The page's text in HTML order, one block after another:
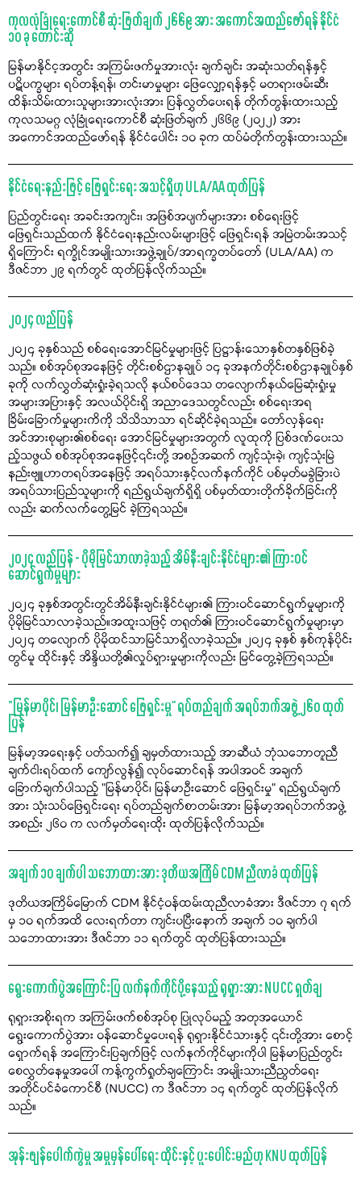
ကုလလုံခြုံရေးကောင်စီ ဆုံးဖြတ်ချက် ၂၆၆၉ အား အကောင်အထည်ဖော်ရန် နိုင်ငံ
၁၀ ခု တောင်းဆို
မြန်မာနိုင်င့အတွင်း အကြမ်းဖက်မှုအားလုံး ချက်ချင်း အဆုံးသတ်ရန်နှင့်
ပဋိပက္ခများ ရပ်တန့်ရန်၊ တင်းမာမှုများ ဖြေလျှော့ရန်နှင့် မတရားဖမ်းဆီး
ထိန်းသိမ်းထားသူများအားလုံးအား ပြန်လွှတ်ပေးရန် တိုက်တွန်းထားသည့်
ကုလသမဂ္ဂ လုံခြုံရေးကောင်စီ ဆုံးဖြတ်ချက် ၂၆၆၉ (၂၀၂၂) အား
အကောင်အထည်ဖော်ရန် နိုင်ငံပေါင်း ၁၀ ခုက ထပ်မံတိုက်တွန်းထားသည်။
နိုင်ငံရေးနည်းဖြင့် ဖြေရှင်းရေး အသင့်ရှိဟု ULA/AA ထုတ်ပြန်
ပြည်တွင်းရေး အခင်းအကျင်း၊ အဖြစ်အပျက်များအား စစ်ရေးဖြင့်
ဖြေရှင်းသည်ထက် နိုင်ငံရေးနည်းလမ်းများဖြင့် ဖြေရှင်းရန် အမြဲတမ်းအသင့်
ရှိကြောင်း ရက္ခိုင်အမျိုးသားအဖွဲ့ချုပ်/အာရက္ခတပ်တော် (ULA/AA) က
ဒီဇင်ဘာ ၂၉ ရက်တွင် ထုတ်ပြန်လိုက်သည်။
၂၀၂၄ လည်ပြန်
၂၀၂၄ ခုနှစ်သည် စစ်ရေးအောင်မြင်မှုများဖြင့် ပြဋ္ဌာန်းသောနှစ်တနှစ်ဖြစ်ခဲ့
သည်။ စစ်အုပ်စုအနေဖြင့် တိုင်းစစ်ဌာနချုပ် ၁၄ ခုအနက်တိုင်းစစ်ဌာနချုပ်နှစ်
ခုကို လက်လွှတ်ဆုံးရှုံးခဲ့ရသလို နယ်စပ်ဒေသ တလျောက်နယ်မြေဆုံးရှုံးမှု
အများအပြားနှင့် အလယ်ပိုင်းရှိ အညာဒေသတွင်လည်း စစ်ရေးအရ
ခြိမ်းခြောက်မှုများကိကို သိသိသာသာ ရင်ဆိုင်ခဲ့ရသည်။ တော်လှန်ရေး
အင်အားစုများ၏စစ်ရေး အောင်မြင်မှုများအတွက် လူထုကို ပြစ်ဒဏ်ပေးသ
ည့်သဖွယ် စစ်အုပ်စုအနေဖြင့်၎င်းတို့ အစဉ်အဆက် ကျင့်သုံးခဲ့၊ ကျင့်သုံးမြဲ
နည်းဗျူဟာတရပ်အနေဖြင့် အရပ်သားနှင့်လက်နက်ကိုင် ပစ်မှတ်မခွဲခြားပဲ
အရပ်သားပြည်သူများကို ရည်ရွယ်ချက်ရှိရှိ ပစ်မှတ်ထားတိုက်ခိုက်ခြင်းကို
လည်း ဆက်လက်တွေ့မြင် ခဲ့ကြရသည်။
၂၀၂၄ လည်ပြန် - ပိုမိုမြင်သာလာခဲ့သည့် အိမ်နီးချင်းနိုင်ငံများ၏ ကြားဝင်
ဆောင်ရွက်မှုများ
၂၀၂၄ ခုနှစ်အတွင်းတွင်အိမ်နီးချင်းနိုင်ငံများ၏ ကြားဝင်ဆောင်ရွက်မှုများကို
ပိုမိုမြင်သာလာခဲ့သည်။အထူးသဖြင့် တရုတ်၏ ကြားဝင်ဆောင်ရွက်မှုများမှာ
၂၀၂၄ တလျောက် ပိုမိုထင်သာမြင်သာရှိလာခဲ့သည်။ ၂၀၂၄ ခုနှစ် နှစ်ကုန်ပိုင်း
တွင်မူ ထိုင်းနှင့် အိန္ဒိယတို့၏လှုပ်ရှားမှုများကိုလည်း မြင်တွေ့ခဲ့ကြရသည်။
“မြန်မာပိုင်၊ မြန်မာဦးဆောင် ဖြေရှင်းမှု" ရပ်တည်ချက် အရပ်ဘက်အဖွဲ့ ၂၆၀ ထုတ်
ပြန်
မြန်မာ့အရေးနှင့် ပတ်သက်၍ ချမှတ်ထားသည့် အာဆီယံ ဘုံသဘောတူညီ
ချက်ငါးရပ်ထက် ကျော်လွန်၍ လုပ်ဆောင်ရန် အပါအဝင် အချက်
ခြောက်ချက်ပါသည့် "မြန်မာပိုင်၊ မြန်မာဦးဆောင် ဖြေရှင်းမှု" ရည်ရွယ်ချက်
အား သုံးသပ်ဖြေရှင်းရေး ရပ်တည်ချက်စာတမ်းအား မြန်မာ့အရပ်ဘက်အဖွဲ့
အစည်း ၂၆၀ က လက်မှတ်ရေးထိုး ထုတ်ပြန်လိုက်သည်။
အချက် ၁၀ ချက်ပါ သဘောထားအား ဒုတိယအကြိမ် CDM ညီလာခံ ထုတ်ပြန်
ဒုတိယအကြိမ်မြောက် CDM နိုင်ငံ့ဝန်ထမ်းထုညီလာခံအား ဒီဇင်ဘာ ၇ ရက်
မှ ၁၀ ရက်အထိ လေးရက်တာ ကျင်းပပြီးနောက် အချက် ၁၀ ချက်ပါ
သဘောထားအား ဒီဇင်ဘာ ၁၁ ရက်တွင် ထုတ်ပြန်ထားသည်။
ရွေးကောက်ပွဲအကြောင်းပြ လက်နက်ကိုင်ပို့နေသည့် ရုရှားအား NUCC ရှုတ်ချ
ရုရှားအစိုးရက အကြမ်းဖက်စစ်အုပ်စု ပြုလုပ်မည့် အတုအယောင်
ရွေးကောက်ပွဲအား ဝန်ဆောင်မှုပေးရန် ရုရှားနိုင်ငံသားနှင့် ၎င်းတို့အား စောင့်
ရှောက်ရန် အကြောင်းပြချက်ဖြင့် လက်နက်ကိုင်များကိုပါ မြန်မာပြည်တွင်း
စေလွှတ်နေမှုအပေါ် ကန့်ကွက်ရှုတ်ချကြောင်း အမျိုးသားညီညွတ်ရေး
အတိုင်ပင်ခံကောင်စီ (NUCC) က ဒီဇင်ဘာ ၁၄ ရက်တွင် ထုတ်ပြန်လိုက်
သည်။
အုန်းဖျန်ပေါက်ကွဲမှု အမှုမှန်ပေါ်ရေး ထိုင်းနှင့် ပူးပေါင်းမည်ဟု KNU ထုတ်ပြန်